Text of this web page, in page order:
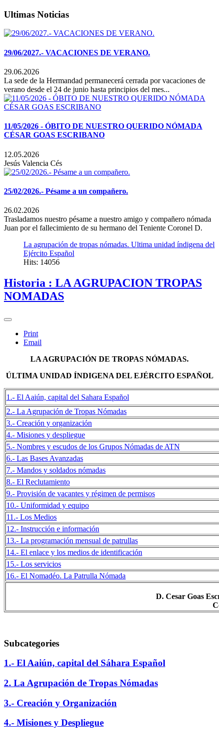
Ultimas Noticias
29/06/2027.- VACACIONES DE VERANO.
29.06.2026
La sede de la Hermandad permanecerá cerrada por vacaciones de
verano desde el 24 de junio hasta principios del mes...
11/05/2026 - ÓBITO DE NUESTRO QUERIDO NÓMADA
CÉSAR GOAS ESCRIBANO
12.05.2026
Jesús Valencia Cés
25/02/2026.- Pésame a un compañero.
26.02.2026
Trasladamos nuestro pésame a nuestro amigo y compañero nómada
Juan por el fallecimiento de su hermano del Teniente Coronel D.
La agrupación de tropas nómadas. Ultima unidad índigena del
Ejército Español
Hits: 14056
Historia : LA AGRUPACION TROPAS
NOMADAS
Print
Email
LA AGRUPACIÓN DE TROPAS NÓMADAS.
ÚLTIMA UNIDAD ÍNDIGENA DEL EJÉRCITO ESPAÑOL
1.- El Aaiún, capital del Sahara Español
2.- La Agrupación de Tropas Nómadas
3.- Creación y organización
4.- Misiones y despliegue
5.- Nombres y escudos de los Grupos Nómadas de ATN
6.- Las Bases Avanzadas
7.- Mandos y soldados nómadas
8.- El Reclutamiento
9.- Provisión de vacantes y régimen de permisos
10.- Uniformidad y equipo
11.- Los Medios
12.- Instrucción e información
13.- La programación mensual de patrullas
14.- El enlace y los medios de identificación
15.- Los servicios
16.- El Nomadéo. La Patrulla Nómada
D. Cesar Goas
Subcategories
1.- El Aaiún, capital del Sáhara Español
2. La Agrupación de Tropas Nómadas
3.- Creación y Organización
4.- Misiones y Despliegue